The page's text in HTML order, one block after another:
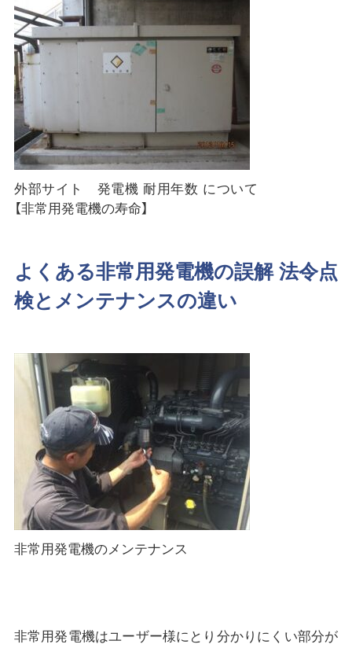
外部サイト 発電機 耐用年数 について
【非常用発電機の寿命】
よくある非常用発電機の誤解 法令点
検とメンテナンスの違い
非常用発電機のメンテナンス
非常用発電機はユーザー様にとり分かりにくい部分が